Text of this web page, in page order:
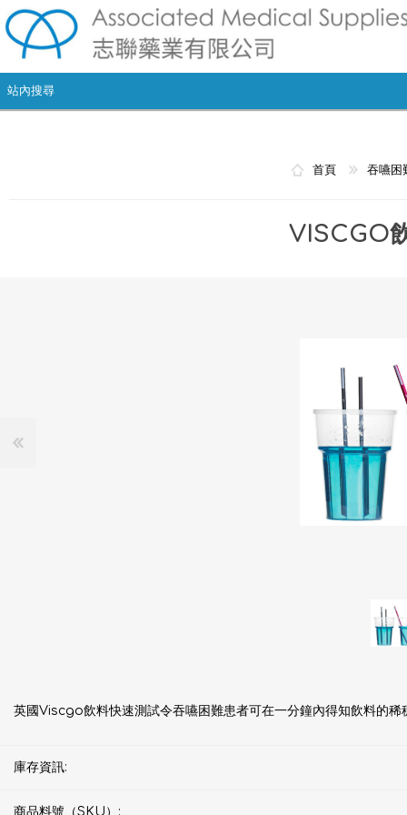
首頁 吞嚥困
VISCGO
英國Viscgo飲料快速測試令吞嚥困難患者可在一分鐘內得知飲料的稀
庫存資訊:
商品料號（SKU）: